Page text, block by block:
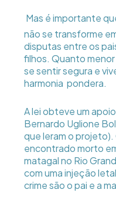
 Mas é importante
não se transforme
disputas entre os
filhos. Quanto menor
se sentir segura e
harmonia  pondera.
A lei obteve um
Bernardo Uglione
que leram o projeto).
encontrado morto
matagal no Rio
com uma injeção
crime são o pai e a